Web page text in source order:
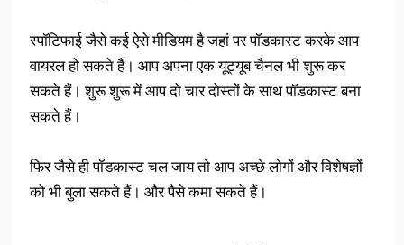
स्पॉटिफाई जैसे कई ऐसे मीडियम है जहां पर पॉडकास्ट करके आप
वायरल हो सकते हैं। आप अपना एक यूट्यूब चैनल भी शुरू कर
सकते हैं। शुरू शुरू में आप दो चार दोस्तों के साथ पॉडकास्ट बना
सकते हैं।
फिर जैसे ही पॉडकास्ट चल जाय तो आप अच्छे लोगों और विशेषज्ञों
को भी बुला सकते हैं। और पैसे कमा सकते हैं।